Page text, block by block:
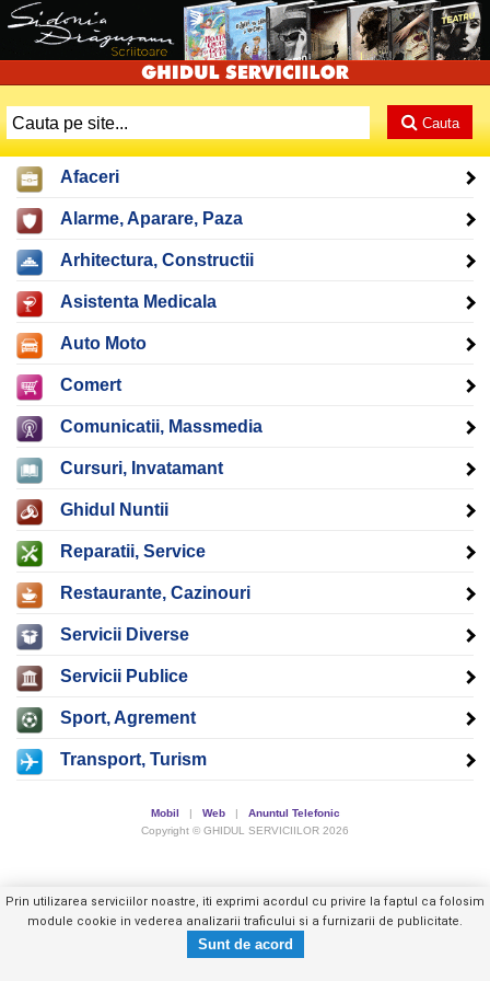
Cauta
Afaceri
Alarme, Aparare, Paza
Arhitectura, Constructii
Asistenta Medicala
Auto Moto
Comert
Comunicatii, Massmedia
Cursuri, Invatamant
Ghidul Nuntii
Reparatii, Service
Restaurante, Cazinouri
Servicii Diverse
Servicii Publice
Sport, Agrement
Transport, Turism
Mobil Web| Anuntul Telefonic
Copyright © GHIDUL SERVICIILOR 2026
Prin utilizarea serviciilor noastre, iti exprimi acordul cu privire la faptul ca folosim
module cookie in vederea analizarii traficului si a furnizarii de publicitate.